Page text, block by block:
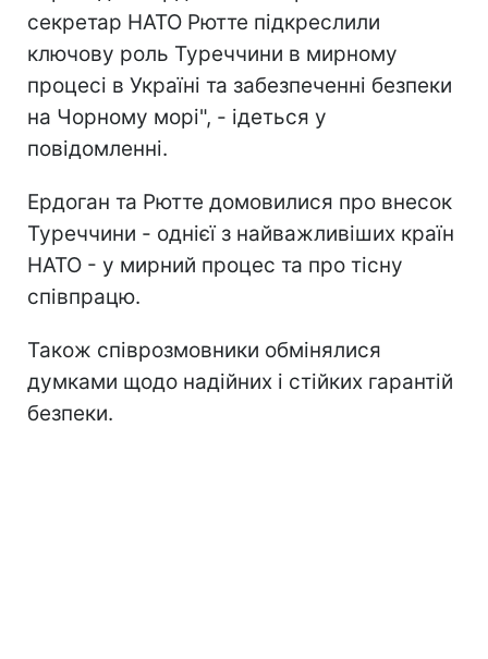
секретар НАТО Рютте підкреслили
ключову роль Туреччини в мирному
процесі в Україні та забезпеченні безпеки
на Чорному морі", - ідеться у
повідомленні.
Ердоган та Рютте домовилися про внесок
Туреччини - однієї з найважливіших країн
НАТО - у мирний процес та про тісну
співпрацю.
Також співрозмовники обмінялися
думками щодо надійних і стійких гарантій
безпеки.